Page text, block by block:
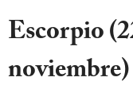
Escorpio
noviembre)